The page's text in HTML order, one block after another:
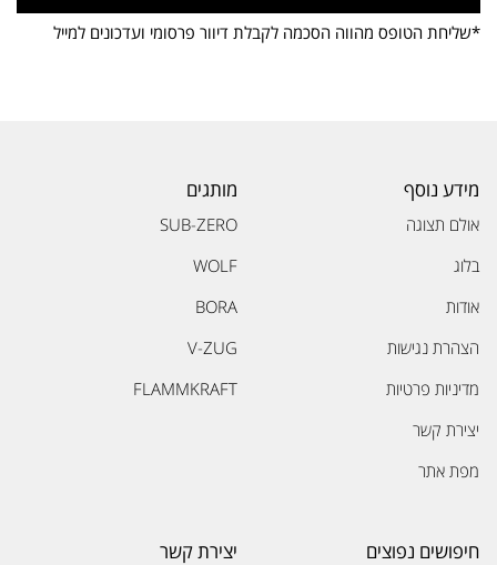
*שליחת הטופס מהווה הסכמה לקבלת דיוור פרסומי ועדכונים למייל
מידע נוסף
אולם תצוגה
בלוג
אודות
הצהרת נגישות
מדיניות פרטיות
יצירת קשר
מפת אתר
מותגים
SUB-ZERO
WOLF
BORA
V-ZUG
FLAMMKRAFT
חיפושים נפוצים יצירת קשר